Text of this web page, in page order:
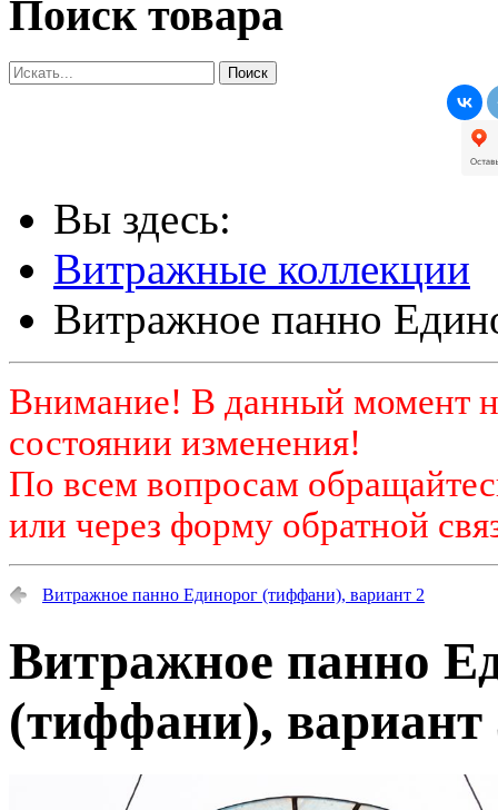
Поиск товара
Вы здесь:
Витражные коллекции
Витражное панно
Внимание! В данный момент
состоянии изменения!
По всем вопросам
или через форму обратной
Витражное панно Единорог (тиффани), вариант 2
Витражное панно
(тиффани), вариант